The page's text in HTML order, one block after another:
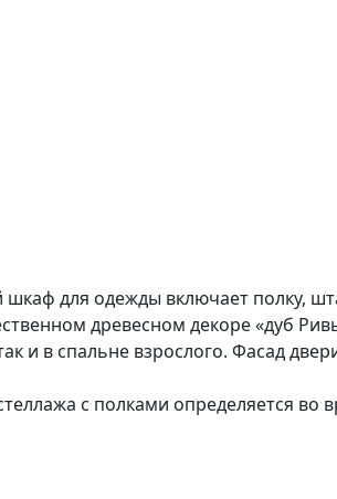
для одежды включает полку,
древесном декоре «дуб
и в спальне взрослого. Фасад
с полками определяется во